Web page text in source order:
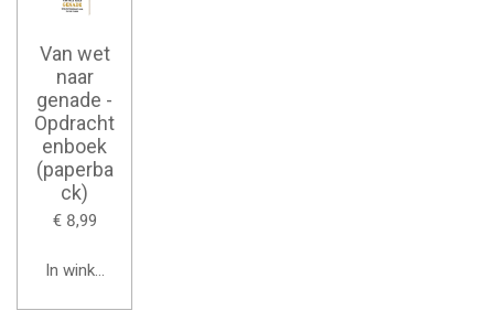
Van wet
naar
genade -
Opdracht
enboek
(paperba
ck)
€ 8,99
In winkelwagen